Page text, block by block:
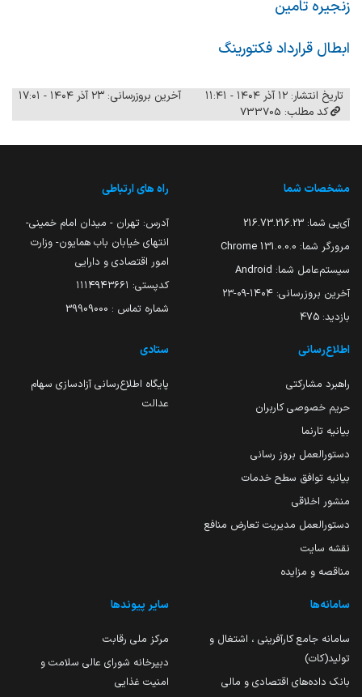
زنجیره تامین
ابطال قرارداد فکتورینگ
تاریخ انتشار: ۱۲ آذر ۱۴۰۴ - ۱۱:۴۱
آخرین بروزرسانی: ۲۳ آذر ۱۴۰۴ - ۱۷:۰۱
کد مطلب: 733705
مشخصات شما
آی‌پی شما: 216.73.216.23
مرورگر شما: 131.0.0.0 Chrome
سیستم‌عامل شما: Android
آخرین بروزرسانی: ۱۴۰۴-۰۹-۲۳
بازدید: 475
راه های ارتباطی
آدرس: تهران - میدان امام خمینی-
انتهای خیابان باب همایون- وزارت
امور اقتصادی و دارایی
کدپستی: ۱۱۱۴۹۴۳۶۶۱
شماره تماس : 39909000
اطلاع‌رسانی
راهبرد مشارکتی
حریم خصوصی کاربران
بیانیه تارنما
دستورالعمل بروز رسانی
بیانیه توافق سطح خدمات
منشور اخلاقی
دستورالعمل مدیریت تعارض منافع
نقشه سایت
مناقصه و مزایده
ستادی
پایگاه اطلاع‌رسانی آزادسازی سهام
عدالت
سامانه‌ها
سامانه جامع کارآفرینی ، اشتغال و
تولید(کات)
بانک داده‌های اقتصادی و مالی
سایر پیوندها
مرکز ملی رقابت
دبیرخانه شورای عالی سلامت و
امنیت غذایی